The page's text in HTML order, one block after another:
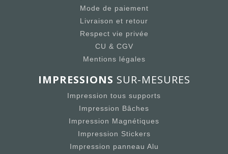
Mode de paiement
Livraison et retour
Respect vie privée
CU & CGV
Mentions légales
IMPRESSIONS SUR-MESURES
Impression tous supports
Impression Bâches
Impression Magnétiques
Impression Stickers
Impression panneau Alu